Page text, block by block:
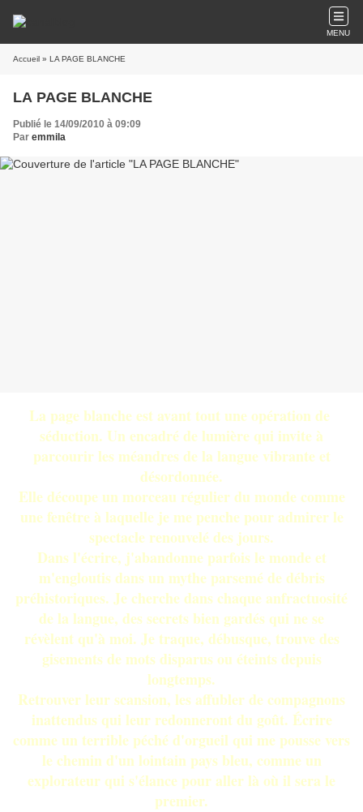
MENU
Accueil » LA PAGE BLANCHE
LA PAGE BLANCHE
Publié le 14/09/2010 à 09:09
Par emmila
La page blanche est avant tout une opération de
séduction. Un encadré de lumière qui invite à
parcourir les méandres de la langue vibrante et
désordonnée.
Elle découpe un morceau régulier du monde comme
une fenêtre à laquelle je me penche pour admirer le
spectacle renouvelé des jours.
Dans l'écrire, j'abandonne parfois le monde et
m'engloutis dans un mythe parsemé de débris
préhistoriques. Je cherche dans chaque anfractuosité
de la langue, des secrets bien gardés qui ne se
révèlent qu'à moi. Je traque, débusque, trouve des
gisements de mots disparus ou éteints depuis
longtemps.
Retrouver leur scansion, les affubler de compagnons
inattendus qui leur redonneront du goût. Écrire
comme un terrible péché d'orgueil qui me pousse vers
le chemin d'un lointain pays bleu, comme un
explorateur qui s'élance pour aller là où il sera le
premier.